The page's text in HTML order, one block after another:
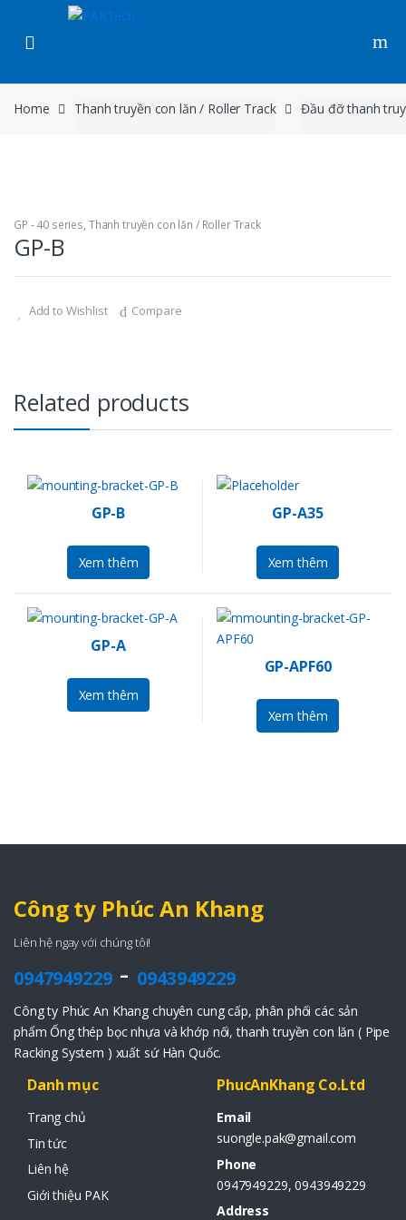
Skip to navigation
Skip to content
Home Thanh truyền con lăn / Roller Track Đầu đỡ thanh
GP - 40 series, Thanh truyền con lăn / Roller Track
GP-B
Add to Wishlist Compare
Related products
GP-B
Xem thêm
GP-A35
Xem thêm
GP-A
Xem thêm
GP-APF60
Xem thêm
Công ty Phúc An Khang
Liên hệ ngay với chúng tôi!
0947949229- 0943949229
Công ty Phúc An Khang chuyên cung cấp, phân phối các sản
phẩm Ống thép bọc nhựa và khớp nối, thanh truyền con lăn ( Pipe
Racking System ) xuất sứ Hàn Quốc.
Danh mục
Trang chủ
Tin tức
Liên hệ
Giới thiệu PAK
PhucAnKhang Co.Ltd
Email
suongle.pak@gmail.com
Phone
0947949229, 0943949229
Address